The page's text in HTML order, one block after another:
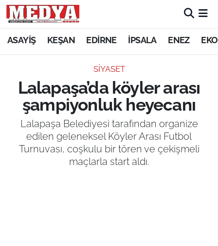
ASAYİŞ KEŞAN EDİRNE İPSALA ENEZ
SİYASET
Lalapaşa’da köyler arası
şampiyonluk heyecanı
Lalapaşa Belediyesi tarafından organize
edilen geleneksel Köyler Arası Futbol
Turnuvası, coşkulu bir tören ve çekişmeli
maçlarla start aldı.
KEŞAN
ASAYİŞ
SİYASET
GÜNDEM